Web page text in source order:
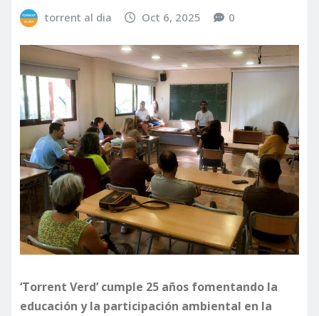
torrent al dia Oct 6, 2025 0
‘Torrent Verd’ cumple 25 años fomentando la
educación y la participación ambiental en la